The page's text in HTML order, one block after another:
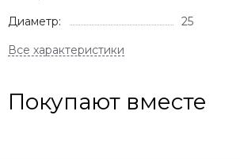
Диаметр:
25
Покупают вместе